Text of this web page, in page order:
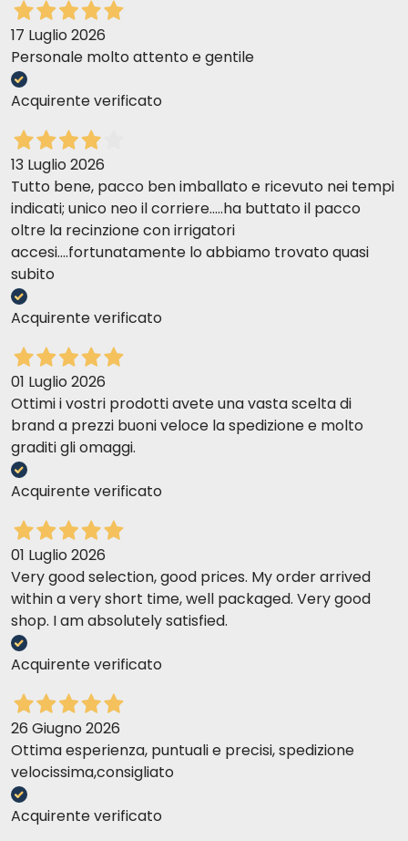
17 Luglio 2026
Personale molto attento e gentile
Acquirente verificato
13 Luglio 2026
Tutto bene, pacco ben imballato e ricevuto nei tempi
indicati; unico neo il corriere.....ha buttato il pacco
oltre la recinzione con irrigatori
accesi....fortunatamente lo abbiamo trovato quasi
subito
Acquirente verificato
01 Luglio 2026
Ottimi i vostri prodotti avete una vasta scelta di
brand a prezzi buoni veloce la spedizione e molto
graditi gli omaggi.
Acquirente verificato
01 Luglio 2026
Very good selection, good prices. My order arrived
within a very short time, well packaged. Very good
shop. I am absolutely satisfied.
Acquirente verificato
26 Giugno 2026
Ottima esperienza, puntuali e precisi, spedizione
velocissima,consigliato
Acquirente verificato